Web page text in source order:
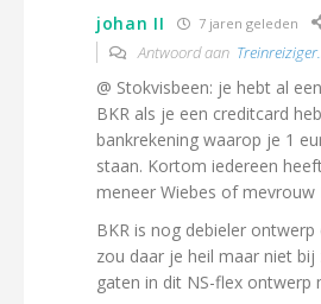
johan II 7 jaren geleden
Antwoord aan
@ Stokvisbeen: je hebt al
BKR als je een creditcard
bankrekening waarop je 1
staan. Kortom iedereen
meneer Wiebes of mevrouw
BKR is nog debieler ontwerp
zou daar je heil maar niet
gaten in dit NS-flex ontwerp